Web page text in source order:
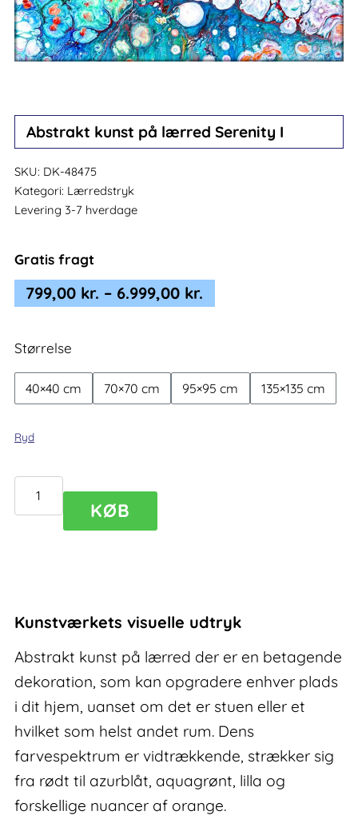
Abstrakt kunst på lærred Serenity I
SKU: DK-48475
Kategori: Lærredstryk
Levering 3-7 hverdage
Gratis fragt
799,00 kr. – 6.999,00 kr.
799,00 kr.
Størrelse
40×40 cm 70×70 cm 95×95 cm 135×135 cm
Ryd
Abstrakt
antal
KØB
Kunstværkets visuelle udtryk
Abstrakt kunst på lærred der er en betagende
dekoration, som kan opgradere enhver plads
i dit hjem, uanset om det er stuen eller et
hvilket som helst andet rum. Dens
farvespektrum er vidtrækkende, strækker sig
fra rødt til azurblåt, aquagrønt, lilla og
forskellige nuancer af orange.